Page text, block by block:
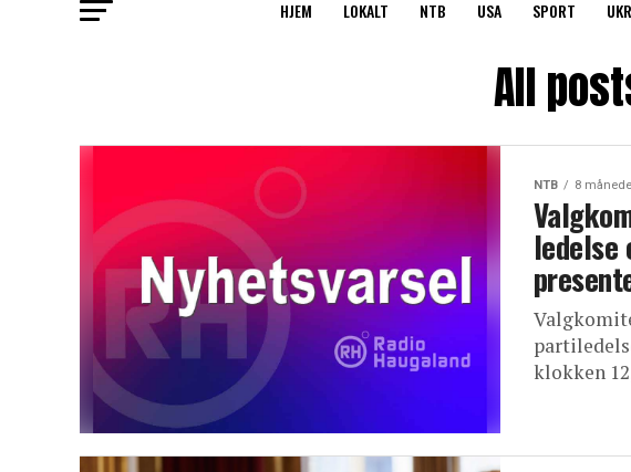
HJEM LOKALT NTB USA SPORT
All
NTB 8
ledelse
klokken